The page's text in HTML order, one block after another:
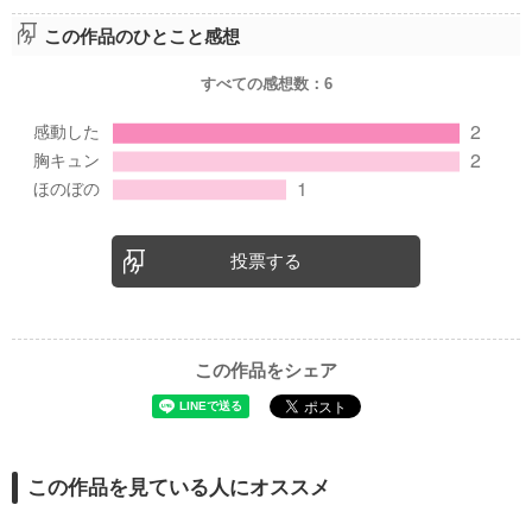
この作品のひとこと感想
すべての感想数： 6
投票する
この作品をシェア
この作品を見ている人にオススメ